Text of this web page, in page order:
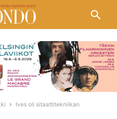
Ives oli sitaattitekniikan